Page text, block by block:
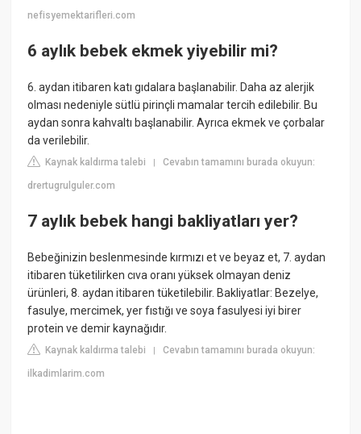
nefisyemektarifleri.com
6 aylık bebek ekmek yiyebilir mi?
6. aydan itibaren katı gıdalara başlanabilir. Daha az alerjik
olması nedeniyle sütlü pirinçli mamalar tercih edilebilir. Bu
aydan sonra kahvaltı başlanabilir. Ayrıca ekmek ve çorbalar
da verilebilir.
Kaynak kaldırma talebi |Cevabın tamamını burada okuyun:
drertugrulguler.com
7 aylık bebek hangi bakliyatları yer?
Bebeğinizin beslenmesinde kırmızı et ve beyaz et, 7. aydan
itibaren tüketilirken cıva oranı yüksek olmayan deniz
ürünleri, 8. aydan itibaren tüketilebilir. Bakliyatlar: Bezelye,
fasulye, mercimek, yer fıstığı ve soya fasulyesi iyi birer
protein ve demir kaynağıdır.
Kaynak kaldırma talebi |Cevabın tamamını burada okuyun:
ilkadimlarim.com